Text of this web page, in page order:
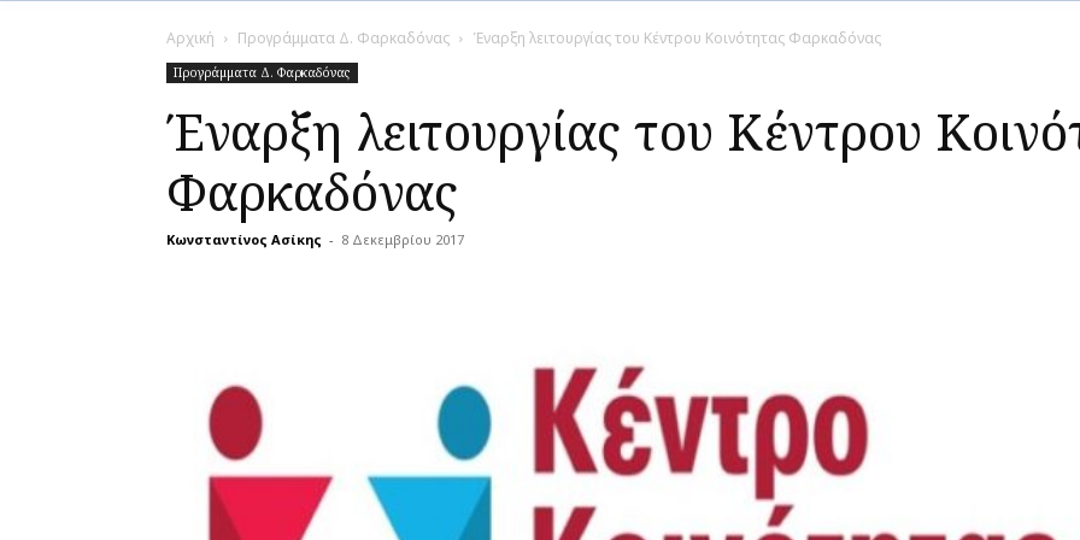
Αρχική Προγράμματα Δ. Φαρκαδόνας Έναρξη λειτουργίας του Κέντρου Κοινότητας Φαρκαδόνας
Προγράμματα Δ. Φαρκαδόνας
Έναρξη λειτουργίας του Κέντρου
Φαρκαδόνας
Κωνσταντίνος Ασίκης - 8 Δεκεμβρίου 2017